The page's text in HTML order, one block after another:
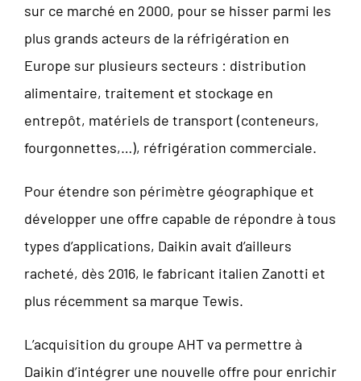
sur ce marché en 2000, pour se hisser parmi les
plus grands acteurs de la réfrigération en
Europe sur plusieurs secteurs : distribution
alimentaire, traitement et stockage en
entrepôt, matériels de transport (conteneurs,
fourgonnettes,…), réfrigération commerciale.
Pour étendre son périmètre géographique et
développer une offre capable de répondre à tous
types d’applications, Daikin avait d’ailleurs
racheté, dès 2016, le fabricant italien Zanotti et
plus récemment sa marque Tewis.
L’acquisition du groupe AHT va permettre à
Daikin d’intégrer une nouvelle offre pour enrichir